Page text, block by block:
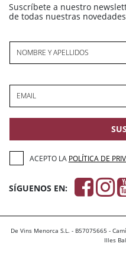
Suscríbete a nuestro
de todas nuestras
NOMBRE Y APELLIDOS
EMAIL
ACEPTO LA POLÍTICA DE
SÍGUENOS EN:
De Vins Menorca S.L. - B57075665 -
Illes